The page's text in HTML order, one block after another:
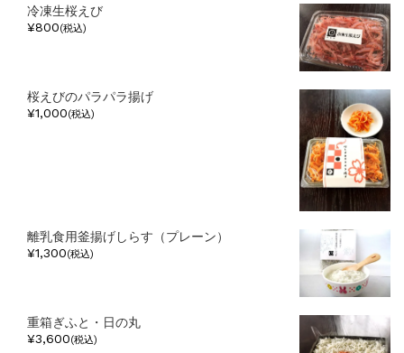
冷凍生桜えび
¥800(税込)
桜えびのパラパラ揚げ
¥1,000(税込)
離乳食用釜揚げしらす（プレーン）
¥1,300(税込)
重箱ぎふと・日の丸
¥3,600(税込)